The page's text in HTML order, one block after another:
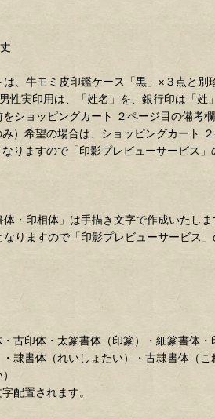
、牛モミ皮印鑑ケース「黒」×３点と別
性実印用は、「姓名」を、銀行印は「
ショッピングカート ２ページ目の備考
）希望の場合は、ショッピングカート
りますので「印影プレビューサービス」
・印相体」は手描き文字で作成いたしま
りますので「印影プレビューサービス
古印体・太篆書体（印篆）・細篆書体・
書体（れいしょたい）・古隷書体（
配置されます。